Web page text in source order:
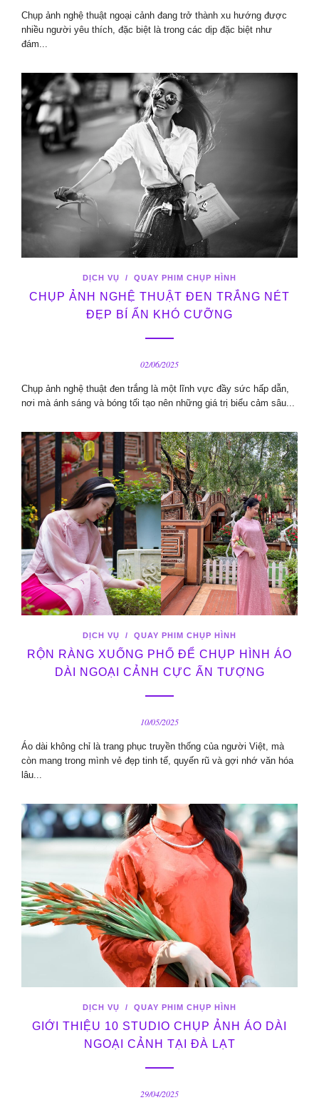
Chụp ảnh nghệ thuật ngoại cảnh đang trở thành xu hướng được
nhiều người yêu thích, đặc biệt là trong các dịp đặc biệt như
đám...
DỊCH VỤ / QUAY PHIM CHỤP HÌNH
CHỤP ẢNH NGHỆ THUẬT ĐEN TRẮNG NÉT
ĐẸP BÍ ẨN KHÓ CƯỠNG
02/06/2025
Chụp ảnh nghệ thuật đen trắng là một lĩnh vực đầy sức hấp dẫn,
nơi mà ánh sáng và bóng tối tạo nên những giá trị biểu cảm sâu...
DỊCH VỤ / QUAY PHIM CHỤP HÌNH
RỘN RÀNG XUỐNG PHỐ ĐỂ CHỤP HÌNH ÁO
DÀI NGOẠI CẢNH CỰC ẤN TƯỢNG
10/05/2025
Áo dài không chỉ là trang phục truyền thống của người Việt, mà
còn mang trong mình vẻ đẹp tinh tế, quyến rũ và gợi nhớ văn hóa
lâu...
DỊCH VỤ / QUAY PHIM CHỤP HÌNH
GIỚI THIỆU 10 STUDIO CHỤP ẢNH ÁO DÀI
NGOẠI CẢNH TẠI ĐÀ LẠT
29/04/2025